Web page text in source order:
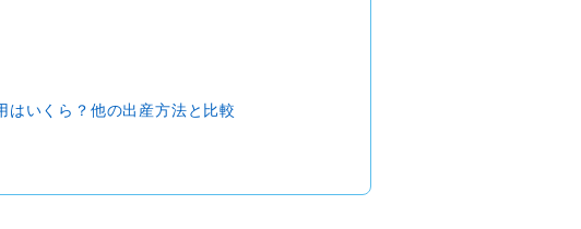
はいくら？他の出産方法と比較